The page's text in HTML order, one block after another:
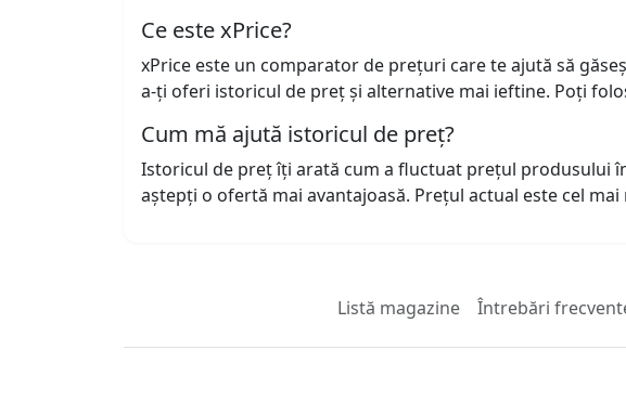
Ce este xPrice?
xPrice este un comparator de prețuri care te ajută să
a-ți oferi istoricul de preț și alternative mai ieftine. Poți
Cum mă ajută istoricul de preț?
Istoricul de preț îți arată cum a fluctuat prețul produsului
aștepți o ofertă mai avantajoasă. Prețul actual este cel
Listă magazine Întrebări